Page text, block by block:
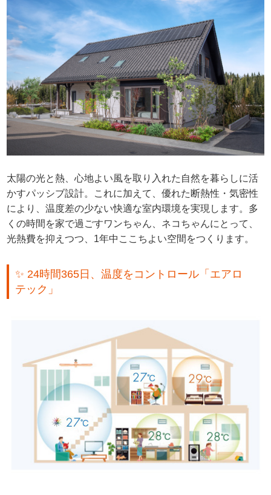
太陽の光と熱、心地よい風を取り入れた自然を暮らしに活
かすパッシブ設計。これに加えて、優れた断熱性・気密性
により、温度差の少ない快適な室内環境を実現します。多
くの時間を家で過ごすワンちゃん、ネコちゃんにとって、
光熱費を抑えつつ、1年中ここちよい空間をつくります。
✨ 24時間365日、温度をコントロール「エアロ
テック」